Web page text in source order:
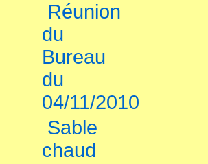
Réunion
du
Bureau
du
04/11/2010
Sable
chaud